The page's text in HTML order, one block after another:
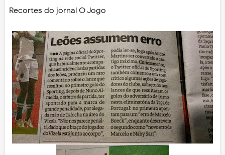
Recortes do jornal O Jogo